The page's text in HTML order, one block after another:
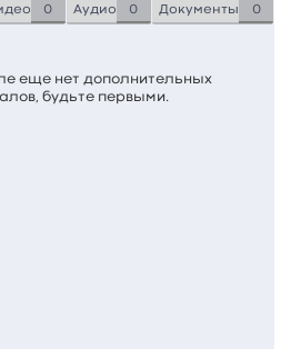
0 Аудио 0 Документы 0
еще нет дополнительных
будьте первыми.